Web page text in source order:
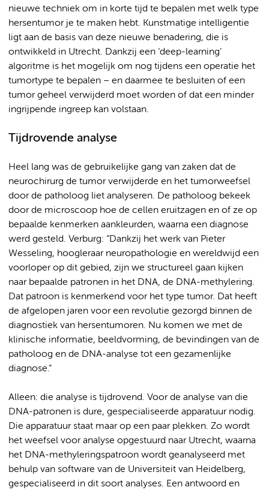
nieuwe techniek om in korte tijd te bepalen met welk type
hersentumor je te maken hebt. Kunstmatige intelligentie
ligt aan de basis van deze nieuwe benadering, die is
ontwikkeld in Utrecht. Dankzij een ‘deep-learning’
algoritme is het mogelijk om nog tijdens een operatie het
tumortype te bepalen – en daarmee te besluiten of een
tumor geheel verwijderd moet worden of dat een minder
ingrijpende ingreep kan volstaan.
Tijdrovende analyse
Heel lang was de gebruikelijke gang van zaken dat de
neurochirurg de tumor verwijderde en het tumorweefsel
door de patholoog liet analyseren. De patholoog bekeek
door de microscoop hoe de cellen eruitzagen en of ze op
bepaalde kenmerken aankleurden, waarna een diagnose
werd gesteld. Verburg: “Dankzij het werk van Pieter
Wesseling, hoogleraar neuropathologie en wereldwijd een
voorloper op dit gebied, zijn we structureel gaan kijken
naar bepaalde patronen in het DNA, de DNA-methylering.
Dat patroon is kenmerkend voor het type tumor. Dat heeft
de afgelopen jaren voor een revolutie gezorgd binnen de
diagnostiek van hersentumoren. Nu komen we met de
klinische informatie, beeldvorming, de bevindingen van de
patholoog en de DNA-analyse tot een gezamenlijke
diagnose.”
Alleen: die analyse is tijdrovend. Voor de analyse van die
DNA-patronen is dure, gespecialiseerde apparatuur nodig.
Die apparatuur staat maar op een paar plekken. Zo wordt
het weefsel voor analyse opgestuurd naar Utrecht, waarna
het DNA-methyleringspatroon wordt geanalyseerd met
behulp van software van de Universiteit van Heidelberg,
gespecialiseerd in dit soort analyses. Een antwoord en